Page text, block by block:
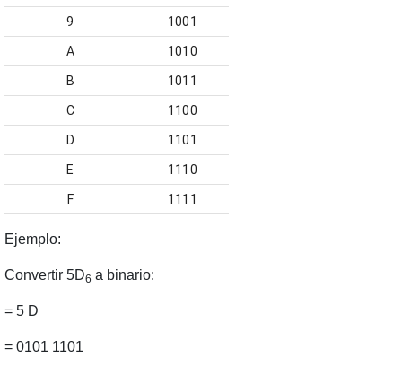
9 1001
A 1010
B 1011
C 1100
D 1101
E 1110
F 1111
Ejemplo:
Convertir 5D6 a binario:
= 5 D
= 0101 1101